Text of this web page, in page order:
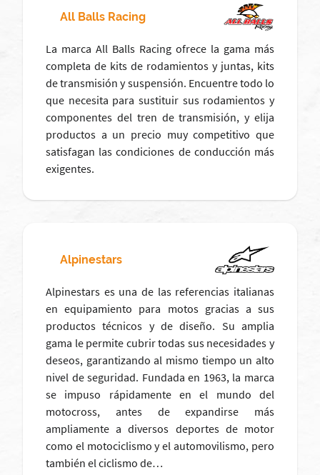
All Balls Racing
La marca All Balls Racing ofrece la gama más
completa de kits de rodamientos y juntas, kits
de transmisión y suspensión. Encuentre todo lo
que necesita para sustituir sus rodamientos y
componentes del tren de transmisión, y elija
productos a un precio muy competitivo que
satisfagan las condiciones de conducción más
exigentes.
Alpinestars
Alpinestars es una de las referencias italianas
en equipamiento para motos gracias a sus
productos técnicos y de diseño. Su amplia
gama le permite cubrir todas sus necesidades y
deseos, garantizando al mismo tiempo un alto
nivel de seguridad. Fundada en 1963, la marca
se impuso rápidamente en el mundo del
motocross, antes de expandirse más
ampliamente a diversos deportes de motor
como el motociclismo y el automovilismo, pero
también el ciclismo de…